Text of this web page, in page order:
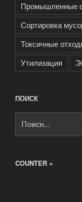
Промышленные
Сортировка
Токсичные
Утилизация
ПОИСК
COUNTER +